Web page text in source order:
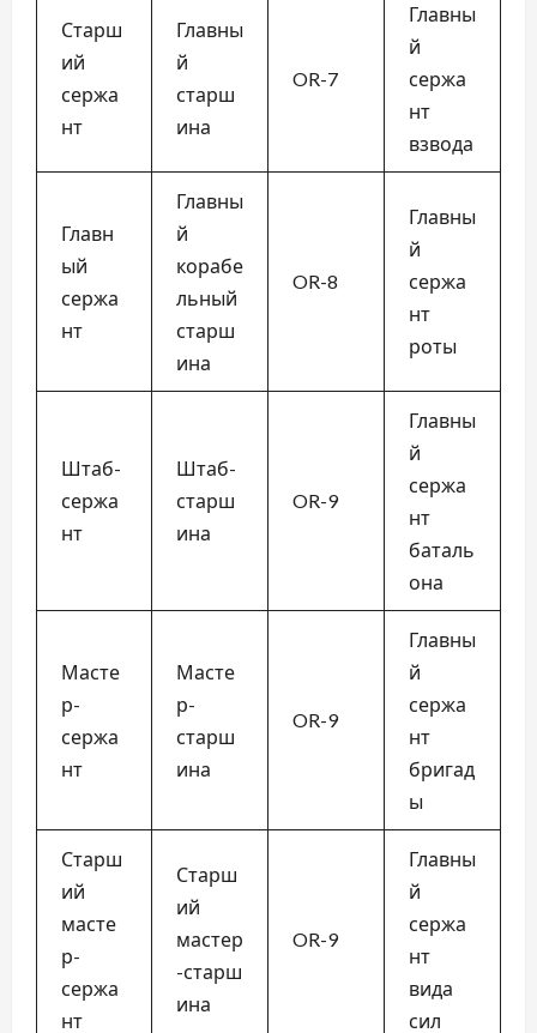
Старш
ий
сержа
нт
Главны
й
старш
ина
OR-7
Главны
й
сержа
нт
взвода
Главн
ый
сержа
нт
Главны
й
корабе
льный
старш
ина
OR-8
Главны
й
сержа
нт
роты
Штаб-
сержа
нт
Штаб-
старш
ина
OR-9
Главны
й
сержа
нт
баталь
она
Масте
р-
сержа
нт
Масте
р-
старш
ина
OR-9
Главны
й
сержа
нт
бригад
ы
Старш
ий
масте
р-
сержа
нт
Старш
ий
мастер
-старш
ина
OR-9
Главны
й
сержа
нт
вида
сил